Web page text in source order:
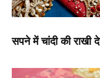
सपने में चांदी की राखी